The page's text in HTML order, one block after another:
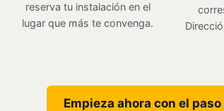
reserva tu instalación en el
lugar que más te convenga.
Empieza ahora con el